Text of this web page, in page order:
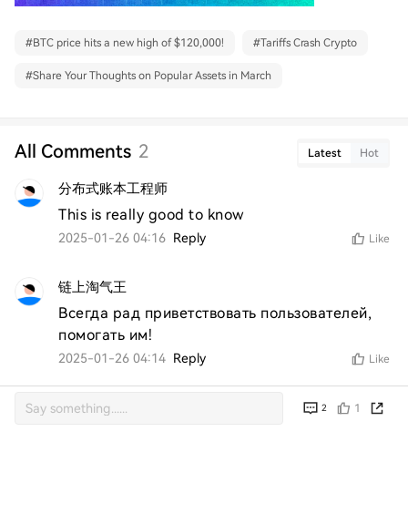
#BTC price hits a new high of $120,000! #Tariffs Crash Crypto
#Share Your Thoughts on Popular Assets in March
All Comments 2 Latest Hot
分布式账本工程师
This is really good to know
2025-01-26 04:16 Reply Like
链上淘气王
Всегда рад приветствовать пользователей,
помогать им!
2025-01-26 04:14 Reply Like
2 1